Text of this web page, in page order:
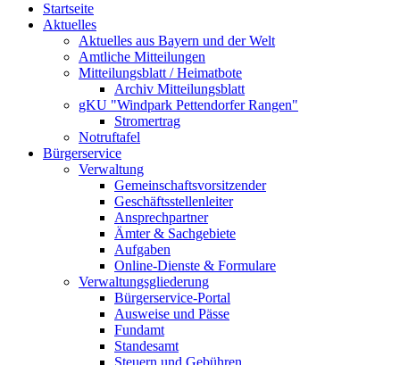
Startseite
Aktuelles
Aktuelles aus Bayern und der Welt
Amtliche Mitteilungen
Mitteilungsblatt / Heimatbote
Archiv Mitteilungsblatt
gKU "Windpark Pettendorfer Rangen"
Stromertrag
Notruftafel
Bürgerservice
Verwaltung
Gemeinschaftsvorsitzender
Geschäftsstellenleiter
Ansprechpartner
Ämter & Sachgebiete
Aufgaben
Online-Dienste & Formulare
Verwaltungsgliederung
Bürgerservice-Portal
Ausweise und Pässe
Fundamt
Standesamt
Steuern und Gebühren